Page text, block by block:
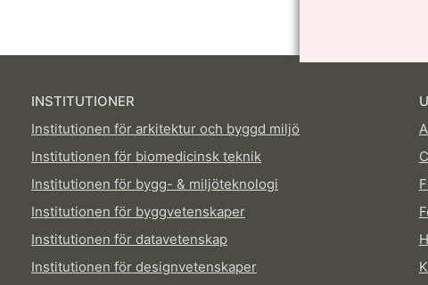
INSTITUTIONER
Institutionen för arkitektur och byggd miljö
Institutionen för biomedicinsk teknik
Institutionen för bygg- & miljöteknologi
Institutionen för byggvetenskaper
Institutionen för datavetenskap
Institutionen för designvetenskaper